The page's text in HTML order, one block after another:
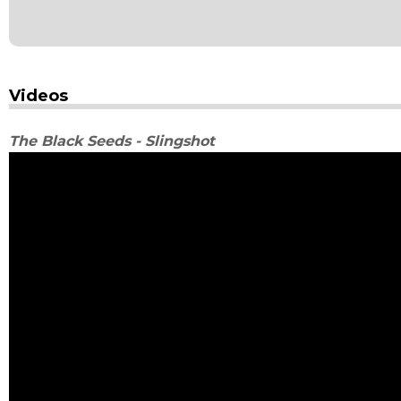
Videos
The Black Seeds - Slingshot